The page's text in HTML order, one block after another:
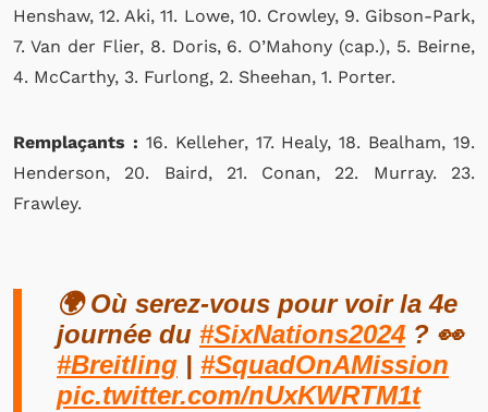
Henshaw, 12. Aki, 11. Lowe, 10. Crowley, 9. Gibson-Park,
7. Van der Flier, 8. Doris, 6. O’Mahony (cap.), 5. Beirne,
4. McCarthy, 3. Furlong, 2. Sheehan, 1. Porter.
Remplaçants : 16. Kelleher, 17. Healy, 18. Bealham, 19.
Henderson, 20. Baird, 21. Conan, 22. Murray. 23.
Frawley.
🌍 Où serez-vous pour voir la 4e
journée du #SixNations2024 ? 👀
#Breitling | #SquadOnAMission
pic.twitter.com/nUxKWRTM1t